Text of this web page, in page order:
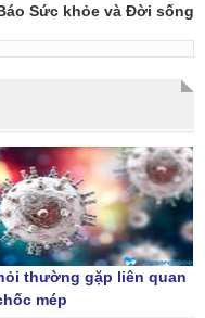
Sức khỏe và Đời sống
thường gặp liên quan
mép